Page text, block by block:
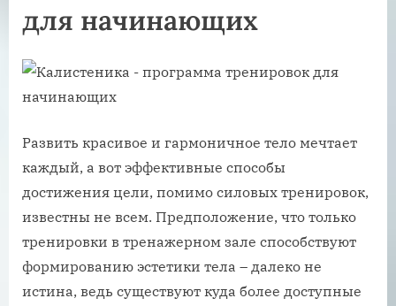
для начинающих
Развить красивое и гармоничное тело мечтает
каждый, а вот эффективные способы
достижения цели, помимо силовых тренировок,
известны не всем. Предположение, что только
тренировки в тренажерном зале способствуют
формированию эстетики тела – далеко не
истина, ведь существуют куда более доступные